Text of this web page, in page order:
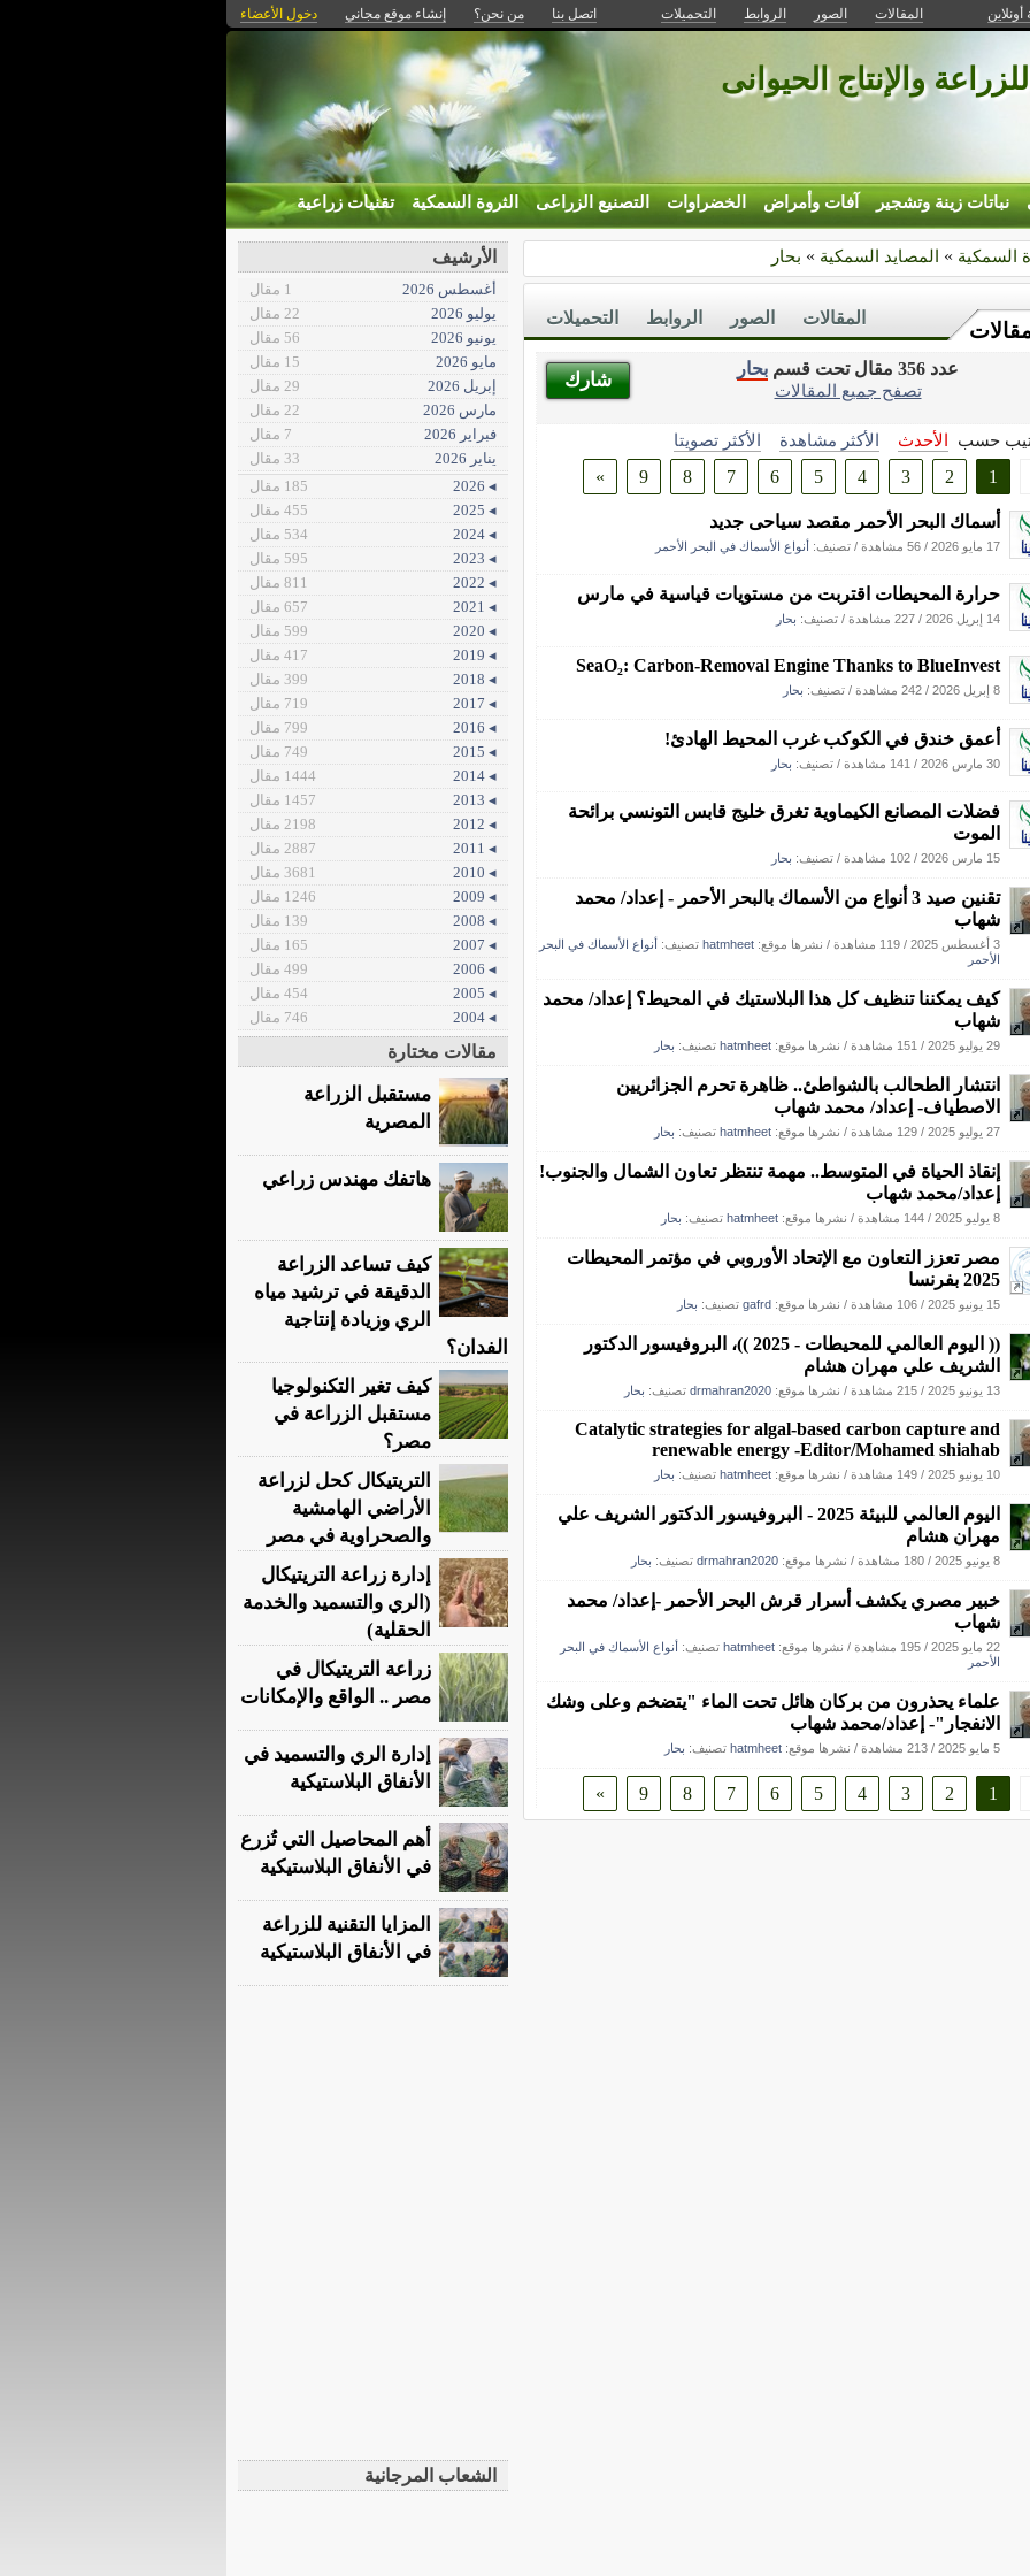
أونلاين المقالات الصور الروابط التحميلات اتصل بنا من نحن؟ إنشاء موقع مجاني دخول الأعضاء
والإنتاج الحيوانى
نباتات زينة وتشجير آفات وأمراض الخضراوات التصنيع الزراعى الثروة السمكية تقنيات زراعية
السمكية » المصايد السمكية » بحار
التحميلات الروابط الصور المقالات
شارك
عدد 356 مقال تحت قسم
بحار
تصفح جميع المقالات
حسب الأحدث الأكثر مشاهدة
الأكثر تصويتا
1
2
3
4
5
6
7
8
9
»
أسماك البحر الأحمر مقصد سياحى جديد
17 مايو 2026 / 56 مشاهدة / تصنيف: أنواع الأسماك في البحر الأحمر
حرارة المحيطات اقتربت من مستويات قياسية في مارس
14 إبريل 2026 / 227 مشاهدة / تصنيف: بحار
SeaO₂: Carbon-Removal Engine Thanks to BlueInvest
8 إبريل 2026 / 242 مشاهدة / تصنيف: بحار
أعمق خندق في الكوكب غرب المحيط الهادئ!
30 مارس 2026 / 141 مشاهدة / تصنيف: بحار
فضلات المصانع الكيماوية تغرق خليج قابس التونسي برائحة
الموت
15 مارس 2026 / 102 مشاهدة / تصنيف: بحار
تقنين صيد 3 أنواع من الأسماك بالبحر الأحمر - إعداد/ محمد
شهاب
3 أغسطس 2025 / 119 مشاهدة / نشرها موقع: hatmheet تصنيف: أنواع الأسماك في البحر
الأحمر
كيف يمكننا تنظيف كل هذا البلاستيك في المحيط؟ إعداد/ محمد
شهاب
29 يوليو 2025 / 151 مشاهدة / نشرها موقع: hatmheet تصنيف: بحار
انتشار الطحالب بالشواطئ.. ظاهرة تحرم الجزائريين
الاصطياف- إعداد/ محمد شهاب
27 يوليو 2025 / 129 مشاهدة / نشرها موقع: hatmheet تصنيف: بحار
إنقاذ الحياة في المتوسط.. مهمة تنتظر تعاون الشمال والجنوب!
إعداد/محمد شهاب
8 يوليو 2025 / 144 مشاهدة / نشرها موقع: hatmheet تصنيف: بحار
مصر تعزز التعاون مع الإتحاد الأوروبي في مؤتمر المحيطات
2025 بفرنسا
15 يونيو 2025 / 106 مشاهدة / نشرها موقع: gafrd تصنيف: بحار
(( اليوم العالمي للمحيطات - 2025 ))، البروفيسور الدكتور
الشريف علي مهران هشام
13 يونيو 2025 / 215 مشاهدة / نشرها موقع: drmahran2020 تصنيف: بحار
Catalytic strategies for algal-based carbon capture and
renewable energy -Editor/Mohamed shiahab
10 يونيو 2025 / 149 مشاهدة / نشرها موقع: hatmheet تصنيف: بحار
اليوم العالمي للبيئة 2025 - البروفيسور الدكتور الشريف علي
مهران هشام
8 يونيو 2025 / 180 مشاهدة / نشرها موقع: drmahran2020 تصنيف: بحار
خبير مصري يكشف أسرار قرش البحر الأحمر -إعداد/ محمد
شهاب
22 مايو 2025 / 195 مشاهدة / نشرها موقع: hatmheet تصنيف: أنواع الأسماك في البحر
الأحمر
علماء يحذرون من بركان هائل تحت الماء "يتضخم وعلى وشك
الانفجار"- إعداد/محمد شهاب
5 مايو 2025 / 213 مشاهدة / نشرها موقع: hatmheet تصنيف: بحار
1
2
3
4
5
6
7
8
9
»
الأرشيف
أغسطس 2026
1 مقال
يوليو 2026
22 مقال
يونيو 2026
56 مقال
مايو 2026
15 مقال
إبريل 2026
29 مقال
مارس 2026
22 مقال
فبراير 2026
7 مقال
يناير 2026
33 مقال
◂ 2026
185 مقال
◂ 2025
455 مقال
◂ 2024
534 مقال
◂ 2023
595 مقال
◂ 2022
811 مقال
◂ 2021
657 مقال
◂ 2020
599 مقال
◂ 2019
417 مقال
◂ 2018
399 مقال
◂ 2017
719 مقال
◂ 2016
799 مقال
◂ 2015
749 مقال
◂ 2014
1444 مقال
◂ 2013
1457 مقال
◂ 2012
2198 مقال
◂ 2011
2887 مقال
◂ 2010
3681 مقال
◂ 2009
1246 مقال
◂ 2008
139 مقال
◂ 2007
165 مقال
◂ 2006
499 مقال
◂ 2005
454 مقال
◂ 2004
746 مقال
مقالات مختارة
مستقبل الزراعة
المصرية
هاتفك مهندس زراعي
كيف تساعد الزراعة
الدقيقة في ترشيد مياه
الري وزيادة إنتاجية
الفدان؟
كيف تغير التكنولوجيا
مستقبل الزراعة في
مصر؟
التريتيكال كحل لزراعة
الأراضي الهامشية
والصحراوية في مصر
إدارة زراعة التريتيكال
(الري والتسميد والخدمة
الحقلية)
زراعة التريتيكال في
مصر .. الواقع والإمكانات
إدارة الري والتسميد في
الأنفاق البلاستيكية
أهم المحاصيل التي تُزرع
في الأنفاق البلاستيكية
المزايا التقنية للزراعة
في الأنفاق البلاستيكية
الشعاب المرجانية